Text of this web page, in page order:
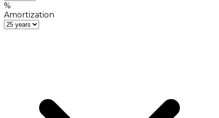
%
Amortization